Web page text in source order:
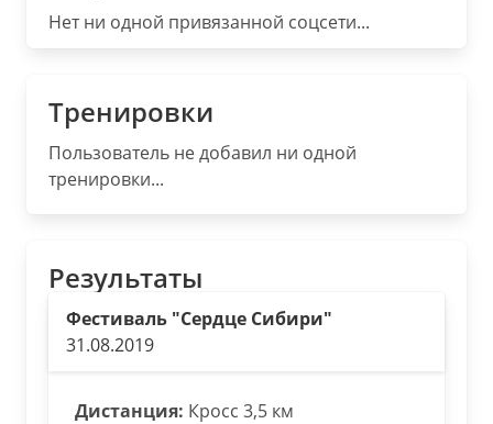
Нет ни одной привязанной соцсети...
Тренировки
Пользователь не добавил ни одной
тренировки...
Результаты
Фестиваль "Сердце Сибири"
31.08.2019
Дистанция: Кросс 3,5 км